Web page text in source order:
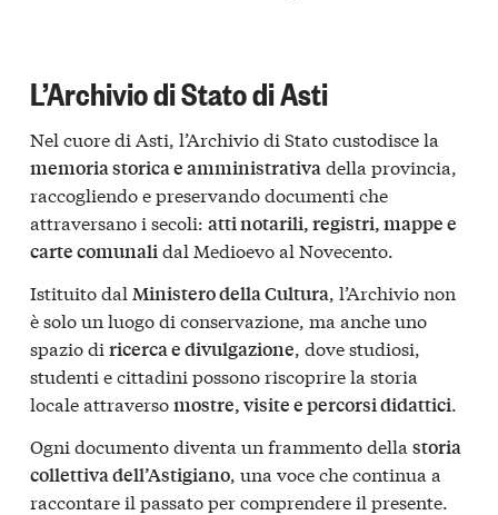
L’Archivio di Stato di Asti
Nel cuore di Asti, l’Archivio di Stato custodisce la
memoria storica e amministrativadella provincia,
raccogliendo e preservando documenti che
attraversano i secoli: atti notarili, registri, mappe e
carte comunalidal Medioevo al Novecento.
Istituito dal Ministero della Cultura, l’Archivio non
è solo un luogo di conservazione, ma anche uno
spazio di ricerca e divulgazione, dove studiosi,
studenti e cittadini possono riscoprire la storia
locale attraversomostre, visite e percorsi didattici.
Ogni documento diventa un frammento della storia
collettiva dell’Astigiano , una voce che continua a
raccontare il passato per comprendere il presente.